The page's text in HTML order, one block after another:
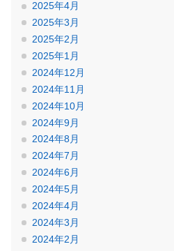
2025年4月
2025年3月
2025年2月
2025年1月
2024年12月
2024年11月
2024年10月
2024年9月
2024年8月
2024年7月
2024年6月
2024年5月
2024年4月
2024年3月
2024年2月